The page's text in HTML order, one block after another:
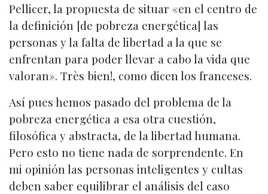
Pellicer, la propuesta de situar «en el centro de
la definición [de pobreza energética] las
personas y la falta de libertad a la que se
enfrentan para poder llevar a cabo la vida que
valoran». Très bien!, como dicen los franceses.
Así pues hemos pasado del problema de la
pobreza energética a esa otra cuestión,
filosófica y abstracta, de la libertad humana.
Pero esto no tiene nada de sorprendente. En
mi opinión las personas inteligentes y cultas
deben saber equilibrar el análisis del caso